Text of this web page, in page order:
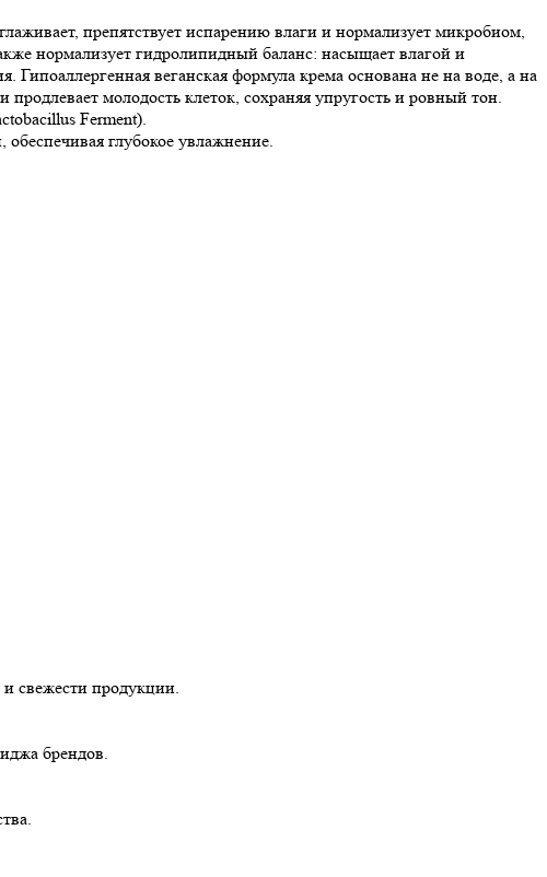
препятствует испарению влаги и нормализует микробиом,
нормализует гидролипидный баланс: насыщает влагой и
веганская формула крема основана не на воде, а на
молодость клеток, сохраняя упругость и ровный тон.
Ferment).
глубокое увлажнение.
свежести продукции.
брендов.